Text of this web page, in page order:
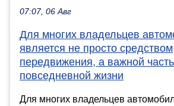
07:07, 06 Авг
Для многих владельцев
является не просто средством
передвижения, а важной
повседневной жизни
Для многих владельцев